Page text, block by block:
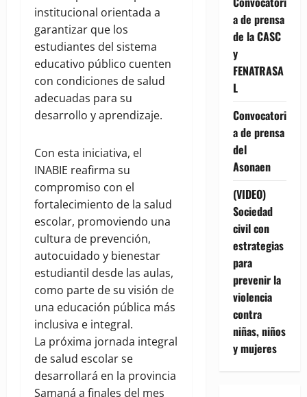
institucional orientada a
garantizar que los
estudiantes del sistema
educativo público cuenten
con condiciones de salud
adecuadas para su
desarrollo y aprendizaje.
Con esta iniciativa, el
INABIE reafirma su
compromiso con el
fortalecimiento de la salud
escolar, promoviendo una
cultura de prevención,
autocuidado y bienestar
estudiantil desde las aulas,
como parte de su visión de
una educación pública más
inclusiva e integral.
La próxima jornada integral
de salud escolar se
desarrollará en la provincia
Samaná a finales del mes
a de prensa
de la CASC
y
FENATRASA
L
Convocatori
a de prensa
del
Asonaen
(VIDEO)
Sociedad
civil con
estrategias
para
prevenir la
violencia
contra
niñas, niños
y mujeres